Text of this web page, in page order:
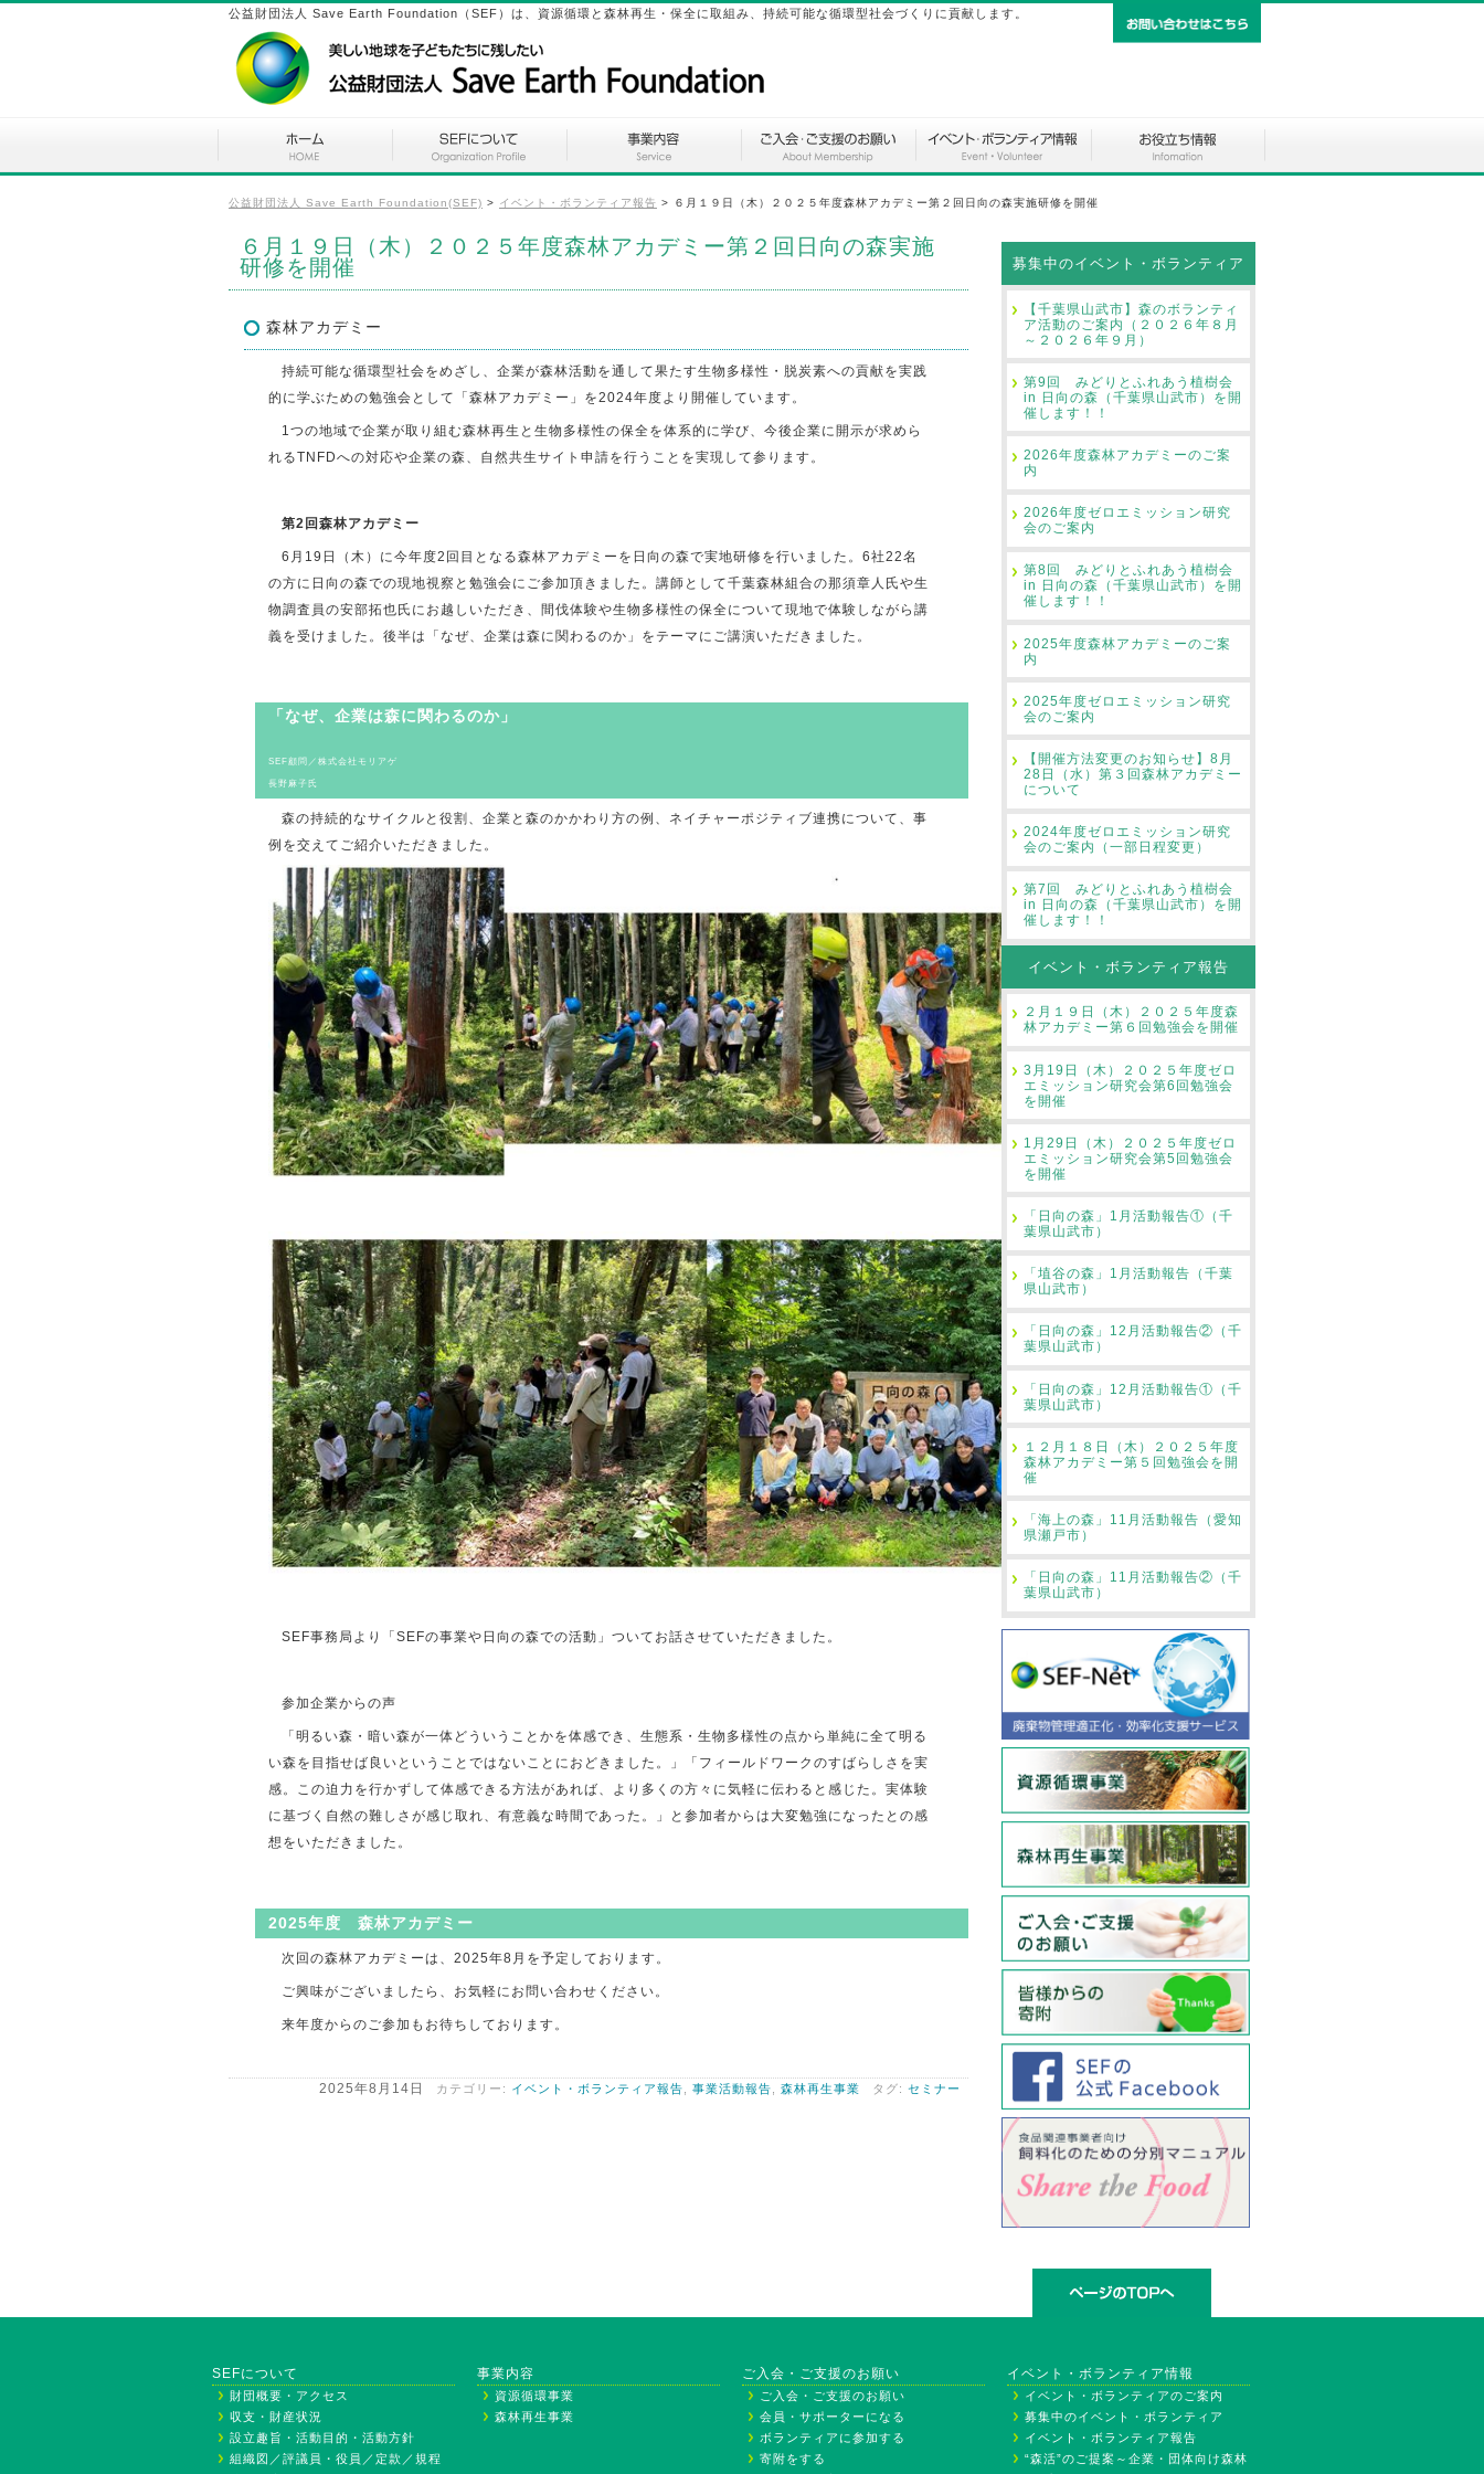
公益財団法人 Save Earth Foundation（SEF）は、資源循環と森林再生・保全に取組み、持続可能な循環型社会づくりに貢献します。
公益財団法人 Save Earth Foundation(SEF) > イベント・ボランティア報告 > ６月１９日（木）２０２５年度森林アカデミー第２回日向の森実施研修を開催
６月１９日（木）２０２５年度森林アカデミー第２回日向の森実施
研修を開催
森林アカデミー
持続可能な循環型社会をめざし、企業が森林活動を通して果たす生物多様性・脱炭素への貢献を実践
的に学ぶための勉強会として「森林アカデミー」を2024年度より開催しています。
1つの地域で企業が取り組む森林再生と生物多様性の保全を体系的に学び、今後企業に開示が求めら
れるTNFDへの対応や企業の森、自然共生サイト申請を行うことを実現して参ります。
第2回森林アカデミー
6月19日（木）に今年度2回目となる森林アカデミーを日向の森で実地研修を行いました。6社22名
の方に日向の森での現地視察と勉強会にご参加頂きました。講師として千葉森林組合の那須章人氏や生
物調査員の安部拓也氏にお越しいただき、間伐体験や生物多様性の保全について現地で体験しながら講
義を受けました。後半は「なぜ、企業は森に関わるのか」をテーマにご講演いただきました。
「なぜ、企業は森に関わるのか」
SEF顧問／株式会社モリアゲ
長野麻子氏
森の持続的なサイクルと役割、企業と森のかかわり方の例、ネイチャーポジティブ連携について、事
例を交えてご紹介いただきました。
SEF事務局より「SEFの事業や日向の森での活動」ついてお話させていただきました。
参加企業からの声
「明るい森・暗い森が一体どういうことかを体感でき、生態系・生物多様性の点から単純に全て明る
い森を目指せば良いということではないことにおどきました。」「フィールドワークのすばらしさを実
感。この迫力を行かずして体感できる方法があれば、より多くの方々に気軽に伝わると感じた。実体験
に基づく自然の難しさが感じ取れ、有意義な時間であった。」と参加者からは大変勉強になったとの感
想をいただきました。
2025年度 森林アカデミー
次回の森林アカデミーは、2025年8月を予定しております。
ご興味がございましたら、お気軽にお問い合わせください。
来年度からのご参加もお待ちしております。
2025年8月14日 カテゴリー: イベント・ボランティア報告 事業活動報告 森林再生事業 タグ: セミナー
募集中のイベント・ボランティア
【千葉県山武市】森のボランティ
ア活動のご案内（２０２６年８月
～２０２６年９月）
第9回 みどりとふれあう植樹会
in 日向の森（千葉県山武市）を開
催します！！
2026年度森林アカデミーのご案
内
2026年度ゼロエミッション研究
会のご案内
第8回 みどりとふれあう植樹会
in 日向の森（千葉県山武市）を開
催します！！
2025年度森林アカデミーのご案
内
2025年度ゼロエミッション研究
会のご案内
【開催方法変更のお知らせ】8月
28日（水）第３回森林アカデミー
について
2024年度ゼロエミッション研究
会のご案内（一部日程変更）
第7回 みどりとふれあう植樹会
in 日向の森（千葉県山武市）を開
催します！！
イベント・ボランティア報告
２月１９日（木）２０２５年度森
林アカデミー第６回勉強会を開催
3月19日（木）２０２５年度ゼロ
エミッション研究会第6回勉強会
を開催
1月29日（木）２０２５年度ゼロ
エミッション研究会第5回勉強会
を開催
「日向の森」1月活動報告①（千
葉県山武市）
「埴谷の森」1月活動報告（千葉
県山武市）
「日向の森」12月活動報告②（千
葉県山武市）
「日向の森」12月活動報告①（千
葉県山武市）
１２月１８日（木）２０２５年度
森林アカデミー第５回勉強会を開
催
「海上の森」11月活動報告（愛知
県瀬戸市）
「日向の森」11月活動報告②（千
葉県山武市）
SEFについて
財団概要・アクセス
収支・財産状況
設立趣旨・活動目的・活動方針
組織図／評議員・役員／定款／規程
事業内容
資源循環事業
森林再生事業
ご入会・ご支援のお願い
ご入会・ご支援のお願い
会員・サポーターになる
ボランティアに参加する
寄附をする
イベント・ボランティア情報
イベント・ボランティアのご案内
募集中のイベント・ボランティア
イベント・ボランティア報告
“森活”のご提案～企業・団体向け森林